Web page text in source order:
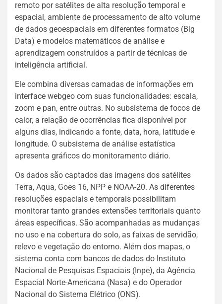
remoto por satélites de alta resolução temporal e
espacial, ambiente de processamento de alto volume
de dados geoespaciais em diferentes formatos (Big
Data) e modelos matemáticos de análise e
aprendizagem construídos a partir de técnicas de
inteligência artificial.
Ele combina diversas camadas de informações em
interface webgeo com suas funcionalidades: escala,
zoom e pan, entre outras. No subsistema de focos de
calor, a relação de ocorrências fica disponível por
alguns dias, indicando a fonte, data, hora, latitude e
longitude. O subsistema de análise estatística
apresenta gráficos do monitoramento diário.
Os dados são captados das imagens dos satélites
Terra, Aqua, Goes 16, NPP e NOAA-20. As diferentes
resoluções espaciais e temporais possibilitam
monitorar tanto grandes extensões territoriais quanto
áreas específicas. São acompanhadas as mudanças
no uso e na cobertura do solo, as faixas de servidão,
relevo e vegetação do entorno. Além dos mapas, o
sistema conta com bancos de dados do Instituto
Nacional de Pesquisas Espaciais (Inpe), da Agência
Espacial Norte-Americana (Nasa) e do Operador
Nacional do Sistema Elétrico (ONS).